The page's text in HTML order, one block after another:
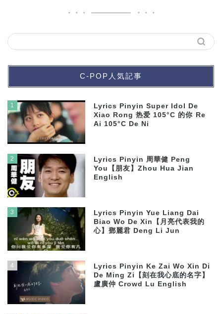
C-POP人気記事
1
Lyrics Pinyin Super Idol De
Xiao Rong 热爱 105°C 的你 Re
Ai 105°C De Ni
2
Lyrics Pinyin 周華健 Peng
You【朋友】Zhou Hua Jian
English
3
Lyrics Pinyin Yue Liang Dai
Biao Wo De Xin【月亮代表我的
心】鄧麗君 Deng Li Jun
4
Lyrics Pinyin Ke Zai Wo Xin Di
De Ming Zi【刻在我心底的名字】
盧廣仲 Crowd Lu English